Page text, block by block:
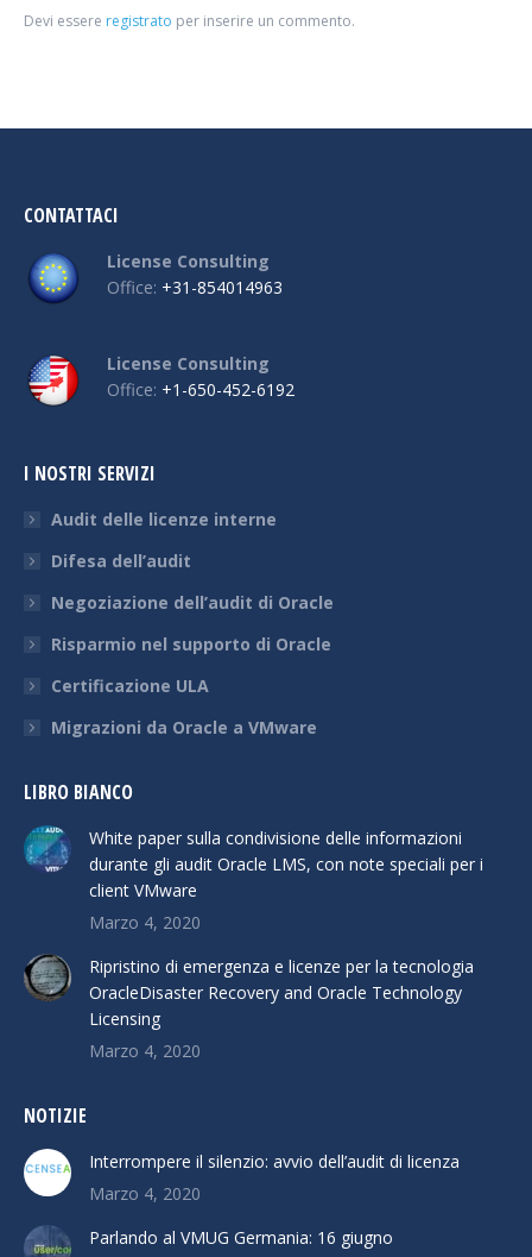
Devi essere registrato per inserire un commento.
CONTATTACI
License Consulting
Office: +31-854014963
License Consulting
Office: +1-650-452-6192
I NOSTRI SERVIZI
Audit delle licenze interne
Difesa dell’audit
Negoziazione dell’audit di Oracle
Risparmio nel supporto di Oracle
Certificazione ULA
Migrazioni da Oracle a VMware
LIBRO BIANCO
White paper sulla condivisione delle informazioni
durante gli audit Oracle LMS, con note speciali per i
client VMware
Marzo 4, 2020
Ripristino di emergenza e licenze per la tecnologia
OracleDisaster Recovery and Oracle Technology
Licensing
Marzo 4, 2020
NOTIZIE
Interrompere il silenzio: avvio dell’audit di licenza
Marzo 4, 2020
Parlando al VMUG Germania: 16 giugno